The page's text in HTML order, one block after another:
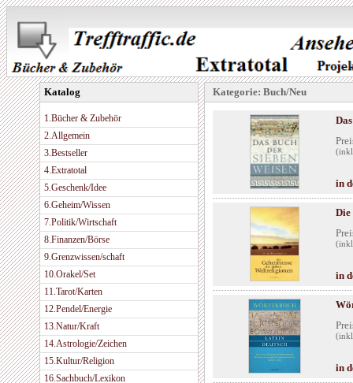
Katalog
1.Bücher & Zubehör
2.Allgemein
3.Bestseller
4.Extratotal
5.Geschenk/Idee
6.Geheim/Wissen
7.Politik/Wirtschaft
8.Finanzen/Börse
9.Grenzwissen/schaft
10.Orakel/Set
11.Tarot/Karten
12.Pendel/Energie
13.Natur/Kraft
14.Astrologie/Zeichen
15.Kultur/Religion
16.Sachbuch/Lexikon
Kategorie: Buch/Neu
in
Die
in
in